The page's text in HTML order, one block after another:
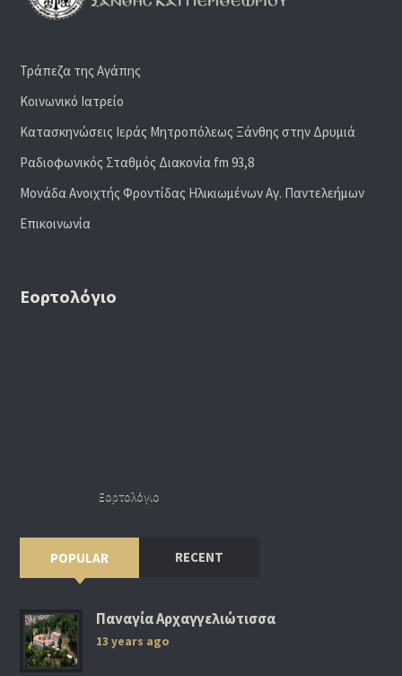
Τράπεζα της Αγάπης
Κοινωνικό Ιατρείο
Κατασκηνώσεις Ιεράς Μητροπόλεως Ξάνθης στην Δρυμιά
Ραδιoφωνικός Σταθμός Διακονία fm 93,8
Μονάδα Ανοιχτής Φροντίδας Ηλικιωμένων Αγ. Παντελεήμων
Επικοινωνία
Εορτολόγιο
Εορτολόγιο
POPULAR RECENT
Παναγία Αρχαγγελιώτισσα
13 years ago